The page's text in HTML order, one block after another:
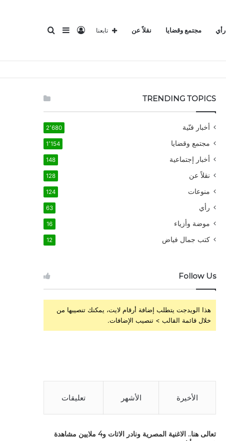
رأي مجتمع وقضايا نقلاً عن بحثإضافة
جانبي
تسجيل تابعنا
TRENDING TOPICS
أخبار فنّية 2٬680
مجتمع وقضايا 1٬154
أخبار إجتماعية 148
نقلاً عن 128
منوعات 124
رأي 63
موضة وأزياء 16
كتب جمال فياض 12
Follow Us
هذا الويدجت يتطلب إضافة أرقام لايت، يمكنك تنصيبها من
خلال قائمة القالب > تنصيب الإضافات.
الأخيرة الأشهر تعليقات
تعالى هنا.. الاغنية المصرية ونادر الاتات و4 ملايين مشاهدة